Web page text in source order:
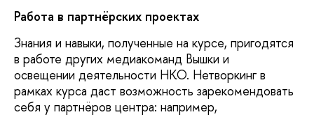
Работа в партнёрских проектах
Знания и навыки, полученные на курсе, пригодятся
в работе других медиакоманд Вышки и
освещении деятельности НКО. Нетворкинг в
рамках курса даст возможность зарекомендовать
себя у партнёров центра: например,